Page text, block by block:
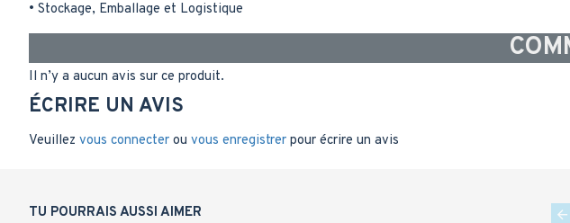
• Stockage, Emballage et Logistique
Il n’y a aucun avis sur ce produit.
ÉCRIRE UN AVIS
Veuillez vous connecter ou vous enregistrer pour écrire un avis
TU POURRAIS AUSSI AIMER